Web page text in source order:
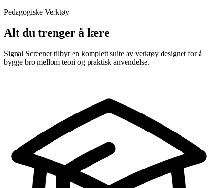
Pedagogiske Verktøy
Alt du trenger å lære
Signal Screener tilbyr en komplett suite av verktøy designet for å
bygge bro mellom teori og praktisk anvendelse.